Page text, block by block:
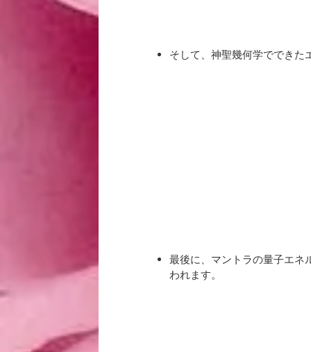
そして、神聖幾何学でできた
最後に、マントラの量子エネ
われます。